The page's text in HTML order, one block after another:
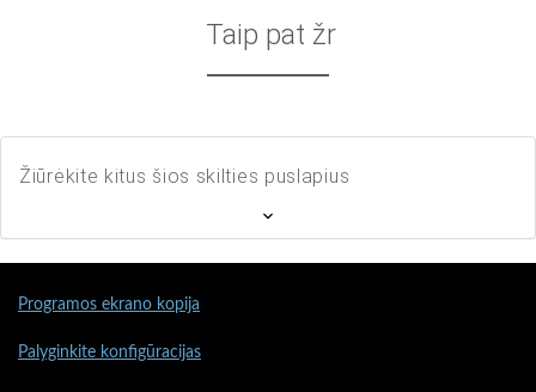
Taip pat žr
Žiūrėkite kitus šios skilties puslapius
Programos ekrano kopija
Palyginkite konfigūracijas